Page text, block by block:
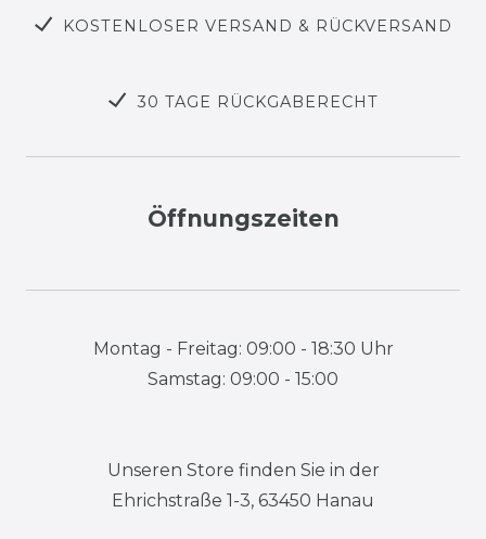
KOSTENLOSER VERSAND & RÜCKVERSAND
30 TAGE RÜCKGABERECHT
Öffnungszeiten
Montag - Freitag: 09:00 - 18:30 Uhr
Samstag: 09:00 - 15:00
Unseren Store finden Sie in der
Ehrichstraße 1-3, 63450 Hanau